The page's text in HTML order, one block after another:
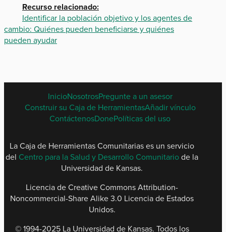
Recurso relacionado:
Identificar la población objetivo y los agentes de
cambio: Quiénes pueden beneficiarse y quiénes
pueden ayudar
SPANISH
FOOTER
MENU
InicioNosotrosPregunte a un asesor
Construir su Caja de HerramientasAñadir vínculo
ContáctenosDonePolíticas del uso
La Caja de Herramientas Comunitarias es un servicio
del Centro para la Salud y Desarrollo Comunitariode la
Universidad de Kansas.
Licencia de Creative Commons Attribution-
Noncommercial-Share Alike 3.0 Licencia de Estados
Unidos.
© 1994-2025 La Universidad de Kansas. Todos los